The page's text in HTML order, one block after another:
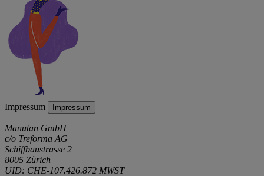
Impressum Impressum
Manutan GmbH
c/o Treforma AG
Schiffbaustrasse 2
8005 Zürich
UID: CHE-107.426.872 MWST